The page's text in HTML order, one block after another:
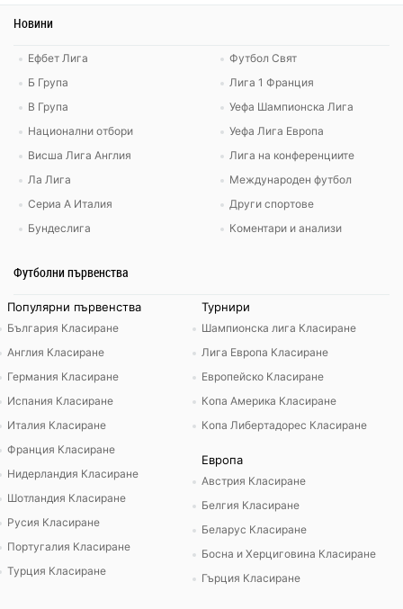
Новини
Ефбет Лига
Б Група
В Група
Национални отбори
Висша Лига Англия
Ла Лига
Сериа А Италия
Бундеслига
Футбол Свят
Лига 1 Франция
Уефа Шампионска Лига
Уефа Лига Европа
Лига на конференциите
Международен футбол
Други спортове
Коментари и анализи
Футболни първенства
Популярни първенства
България Класиране
Англия Класиране
Германия Класиране
Испания Класиране
Италия Класиране
Франция Класиране
Нидерландия Класиране
Шотландия Класиране
Русия Класиране
Португалия Класиране
Турция Класиране
Турнири
Шампионска лига Класиране
Лига Европа Класиране
Европейско Класиране
Копа Америка Класиране
Копа Либертадорес Класиране
Европа
Австрия Класиране
Белгия Класиране
Беларус Класиране
Босна и Херциговина Класиране
Гърция Класиране